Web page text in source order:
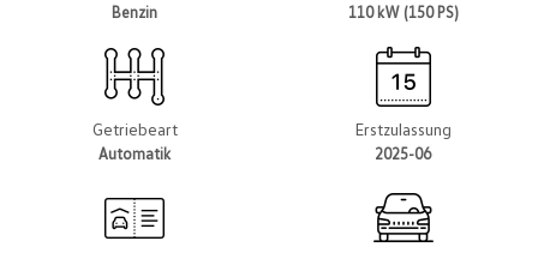
Benzin 110 kW (150 PS)
Getriebeart
Automatik
Erstzulassung
2025-06